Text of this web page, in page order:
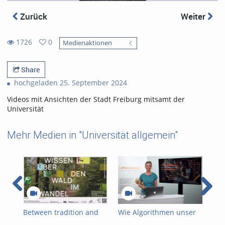
Zurück Weiter
1726
views
0
favorites
Medienaktionen
Share
hochgeladen 25. September 2024
Videos mit Ansichten der Stadt Freiburg mitsamt der
Universität
Mehr Medien in "Universität allgemein"
Between tradition and
Wie Algorithmen unser